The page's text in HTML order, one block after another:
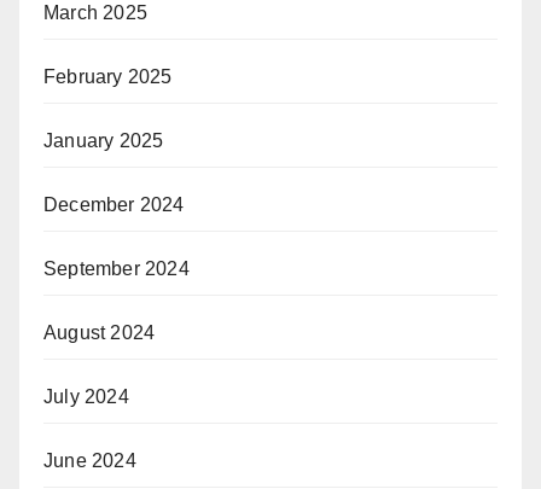
March 2025
February 2025
January 2025
December 2024
September 2024
August 2024
July 2024
June 2024